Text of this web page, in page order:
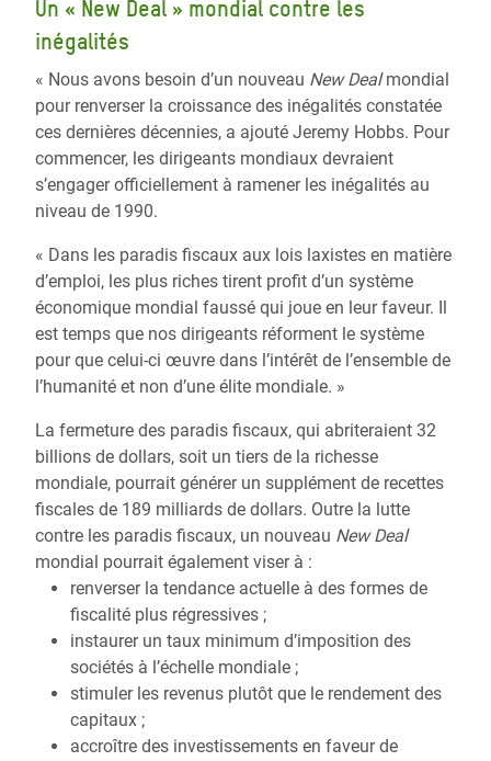
Un « New Deal » mondial contre les
inégalités
« Nous avons besoin d’un nouveau New Dealmondial
pour renverser la croissance des inégalités constatée
ces dernières décennies, a ajouté Jeremy Hobbs. Pour
commencer, les dirigeants mondiaux devraient
s’engager officiellement à ramener les inégalités au
niveau de 1990.
« Dans les paradis fiscaux aux lois laxistes en matière
d’emploi, les plus riches tirent profit d’un système
économique mondial faussé qui joue en leur faveur. Il
est temps que nos dirigeants réforment le système
pour que celui-ci œuvre dans l’intérêt de l’ensemble de
l’humanité et non d’une élite mondiale. »
La fermeture des paradis fiscaux, qui abriteraient 32
billions de dollars, soit un tiers de la richesse
mondiale, pourrait générer un supplément de recettes
fiscales de 189 milliards de dollars. Outre la lutte
contre les paradis fiscaux, un nouveau New Deal
mondial pourrait également viser à :
renverser la tendance actuelle à des formes de
fiscalité plus régressives ;
instaurer un taux minimum d’imposition des
sociétés à l’échelle mondiale ;
stimuler les revenus plutôt que le rendement des
capitaux ;
accroître des investissements en faveur de